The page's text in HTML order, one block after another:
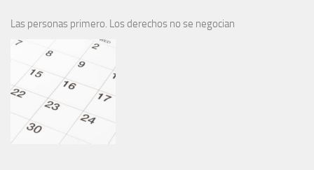
Las personas primero. Los derechos no se negocian